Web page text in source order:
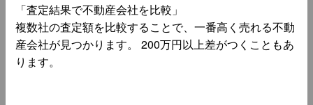
「査定結果で不動産会社を比較」
複数社の査定額を比較することで、一番高く売れる不動
産会社が見つかります。 200万円以上差がつくこともあ
ります。